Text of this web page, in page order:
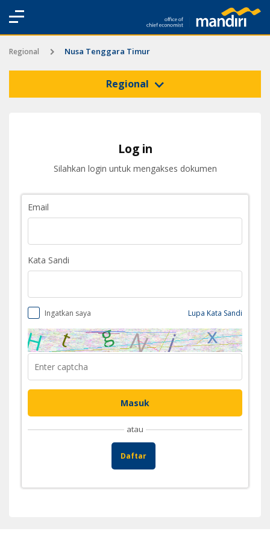
Regional Nusa Tenggara Timur
Regional
Log in
Silahkan login untuk mengakses dokumen
Email
Kata Sandi
Ingatkan saya Lupa Kata Sandi
atau
Daftar